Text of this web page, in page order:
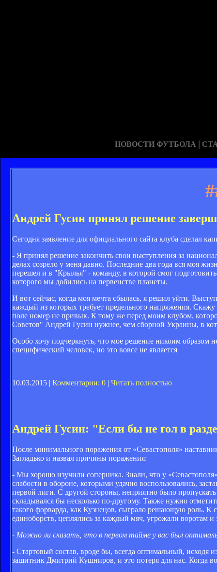
НОВОСТИ ФУТБОЛА |
Андрей Гусин принял решение
Сегодня заявление для официального сайта клуба сделал
- Я принял решение закончить свои выступления за
делах созрело у меня давно. Последние два года вся моя
перешел и в "Крылья" - команду, в которой смог
которого мы добились на первенстве планеты.
И вот сейчас, когда моя мечта сбылась, я решил уйти.
каждый из которых требует предельного напряжения.
поле номер не привык. К тому же перед моим клубом,
Советов" Андрей Гусин нужнее, чем сборной Украины, в
Особо хочу подчеркнуть, что мое решение никоим образом
специфический человек, но это вовсе не является
10.03.2015 | Комментарии: 0 | Читать полностью
Андрей Гусин: "Если бы не гол в
После минимального поражения от «Севастополя»
Загладько и назвал причины поражения:
- Мы хорошо изучили соперника. Знали, что у
слабости в обороне, которыми удачно воспользовались,
первой лиги. С другой стороны, неприятно было
складывался бы несколько по-другому. Также нужно
такого форварда, как Кузнецов, сыграло решающую роль.
единоборств, цеплялись за каждый мяч, угрожали воротам и
- Можно ли сказать, что в первом тайме у вас был
- Стартовый состав, вроде бы, всегда оптимальный,
защитник Дмитрий Кушниров, и это потеря для нас. Когда